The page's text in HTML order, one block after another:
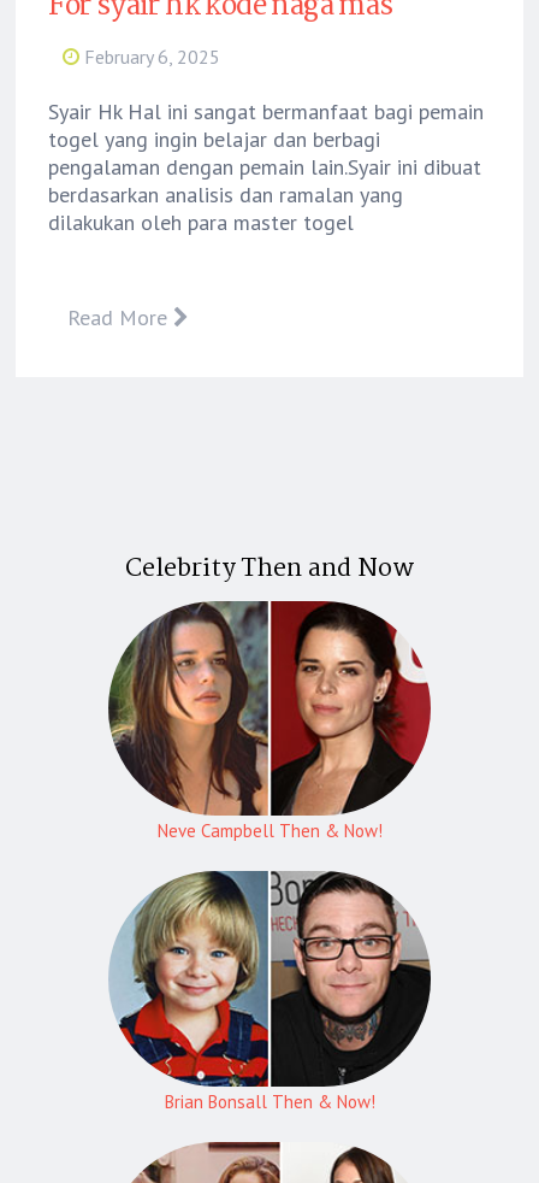
February 6, 2025
Syair Hk Hal ini sangat bermanfaat bagi pemain
togel yang ingin belajar dan berbagi
pengalaman dengan pemain lain.Syair ini dibuat
berdasarkan analisis dan ramalan yang
dilakukan oleh para master togel
Read More
Celebrity Then and Now
Neve Campbell Then & Now!
Brian Bonsall Then & Now!